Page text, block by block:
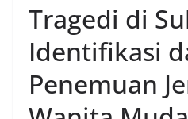
Tragedi di
Identifikasi
Penemuan